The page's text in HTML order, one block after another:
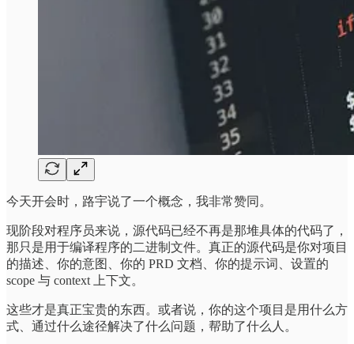
今天开会时，路宇说了一个概念，我非常赞同。
现阶段对程序员来说，源代码已经不再是那堆具体的代码了，
那只是用于编译程序的二进制文件。真正的源代码是你对项目
的描述、你的意图、你的 PRD 文档、你的提示词、设置的
scope 与 context 上下文。
这些才是真正宝贵的东西。或者说，你的这个项目是用什么方
式、通过什么途径解决了什么问题，帮助了什么人。